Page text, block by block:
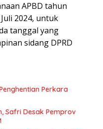
APBD tahun
2024, untuk
tanggal yang
sidang DPRD
Perkara
Safri Desak Pemprov